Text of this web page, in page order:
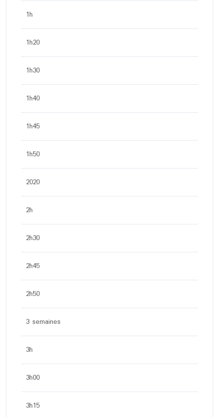
1h
1h20
1h30
1h40
1h45
1h50
2020
2h
2h30
2h45
2h50
3 semaines
3h
3h00
3h15